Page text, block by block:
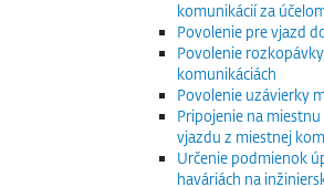
komunikácií za
Povolenie pre vjazd
Povolenie
komunikáciách
Povolenie uzávierky
Pripojenie na
vjazdu z miestnej
Určenie podmienok
haváriách na